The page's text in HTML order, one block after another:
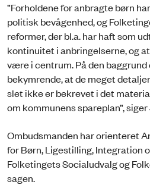
”Forholdene for anbragte børn
politisk bevågenhed, og
reformer, der bl.a. har haft som
kontinuitet i anbringelserne, og
være i centrum. På den
bekymrende, at de meget
slet ikke er bekrevet i det
om kommunens spareplan”,
Ombudsmanden har orienteret
for Børn, Ligestilling, Integration
Folketingets Socialudvalg og
sagen.